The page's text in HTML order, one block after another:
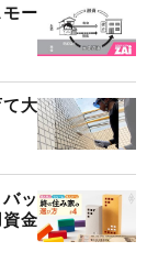
ー
大
ッ
金